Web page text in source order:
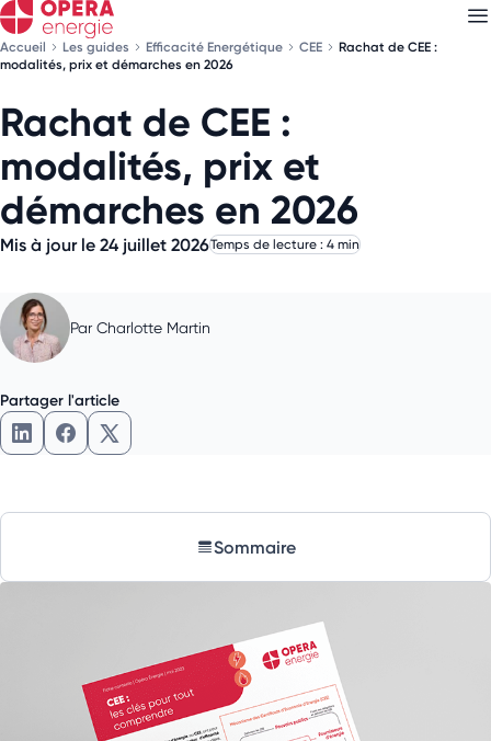
Accueil Les guides Efficacité Energétique CEE
Rachat de CEE :
modalités, prix et démarches en 2026
Rachat de CEE :
modalités, prix et
démarches en 2026
Mis à jour le 24 juillet 2026Temps de lecture : 4 min
Par Charlotte Martin
Partager l'article
Partager l'article sur LinkedIn
Partager l'article sur Facebook
Partager l'article sur X
Sommaire
Découvrez nosnewsletters
Choisissez les newsletters qui vous intéressent